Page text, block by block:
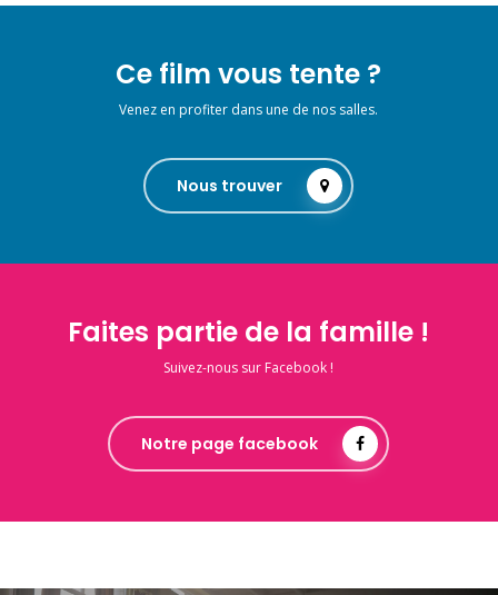
Ce film vous tente ?
Venez en profiter dans une de nos salles.
Nous trouver
Faites partie de la famille !
Suivez-nous sur Facebook !
Notre page facebook